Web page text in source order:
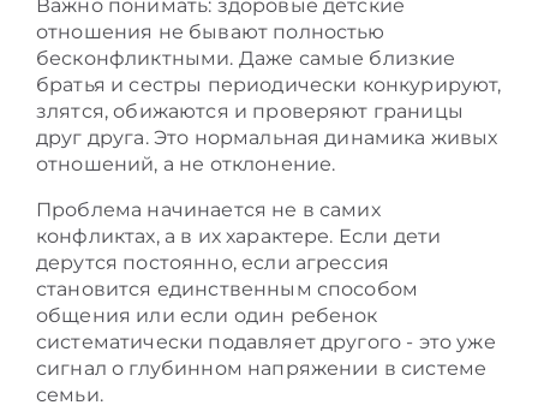
Важно понимать: здоровые детские
отношения не бывают полностью
бесконфликтными. Даже самые близкие
братья и сестры периодически конкурируют,
злятся, обижаются и проверяют границы
друг друга. Это нормальная динамика живых
отношений, а не отклонение.
Проблема начинается не в самих
конфликтах, а в их характере. Если дети
дерутся постоянно, если агрессия
становится единственным способом
общения или если один ребенок
систематически подавляет другого - это уже
сигнал о глубинном напряжении в системе
семьи.